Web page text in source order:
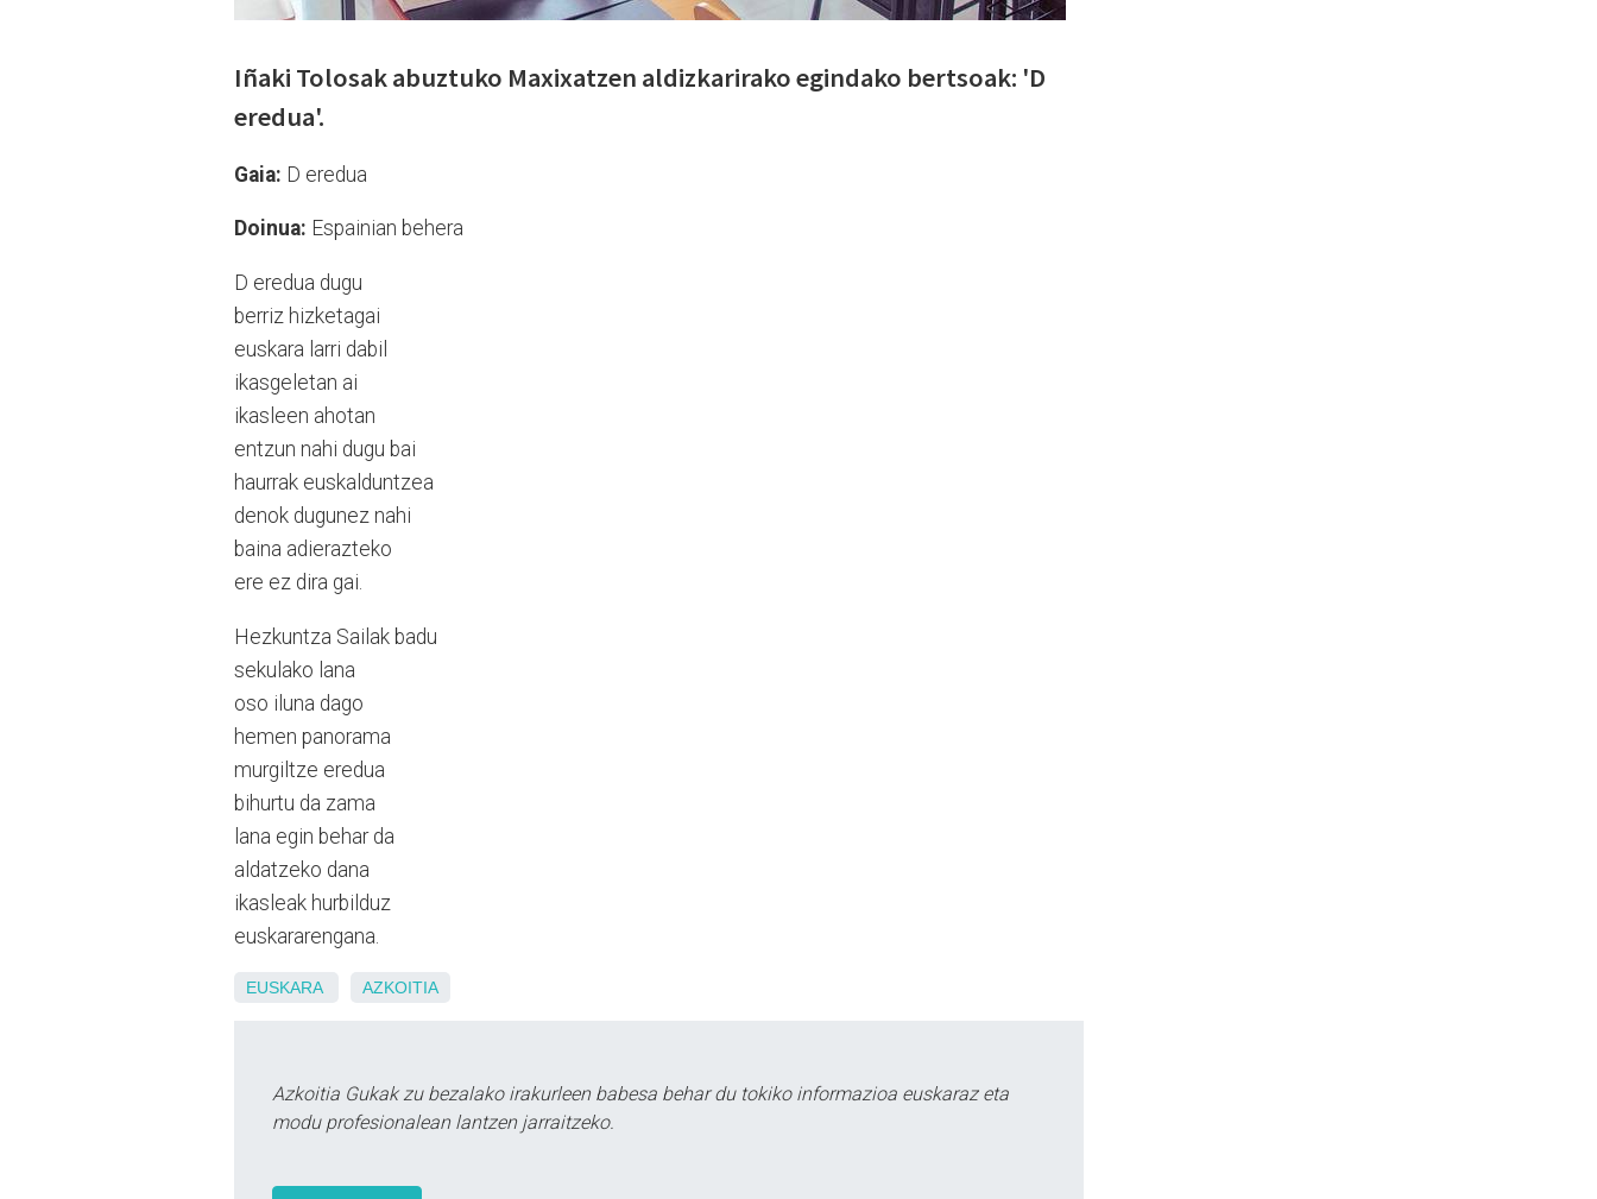
Iñaki Tolosak abuztuko Maxixatzen aldizkarirako egindako bertsoak: 'D
eredua'.
Gaia: D eredua
Doinua: Espainian behera
D eredua dugu
berriz hizketagai
euskara larri dabil
ikasgeletan ai
ikasleen ahotan
entzun nahi dugu bai
haurrak euskalduntzea
denok dugunez nahi
baina adierazteko
ere ez dira gai.
Hezkuntza Sailak badu
sekulako lana
oso iluna dago
hemen panorama
murgiltze eredua
bihurtu da zama
lana egin behar da
aldatzeko dana
ikasleak hurbilduz
euskararengana.
EUSKARA AZKOITIA
Azkoitia Gukak zu bezalako irakurleen babesa behar du tokiko informazioa euskaraz eta
modu profesionalean lantzen jarraitzeko.